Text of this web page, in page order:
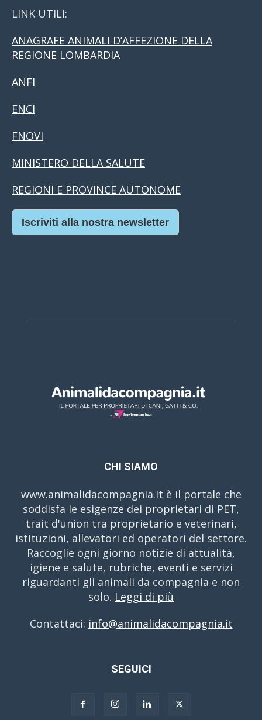
LINK UTILI:
ANAGRAFE ANIMALI D’AFFEZIONE DELLA
REGIONE LOMBARDIA
ANFI
ENCI
FNOVI
MINISTERO DELLA SALUTE
REGIONI E PROVINCE AUTONOME
Iscriviti alla nostra newsletter
CHI SIAMO
www.animalidacompagnia.it è il portale che
soddisfa le esigenze dei proprietari di PET,
trait d'union tra proprietario e veterinari,
istituzioni, allevatori ed operatori del settore.
Raccoglie ogni giorno notizie di attualità,
igiene e salute, rubriche, eventi e servizi
riguardanti gli animali da compagnia e non
solo. Leggi di più
Contattaci: info@animalidacompagnia.it
SEGUICI